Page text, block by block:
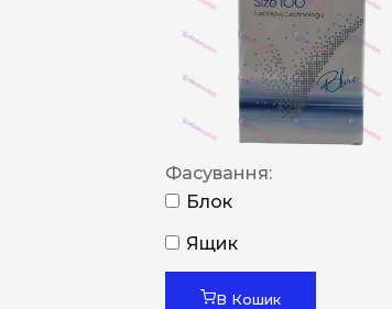
Фасування:
Блок
Ящик
В Кошик